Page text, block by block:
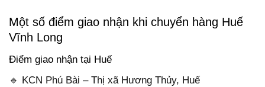
Một số điểm giao nhận khi chuyển hàng Huế
Vĩnh Long
Điểm giao nhận tại Huế
🔹 KCN Phú Bài – Thị xã Hương Thủy, Huế